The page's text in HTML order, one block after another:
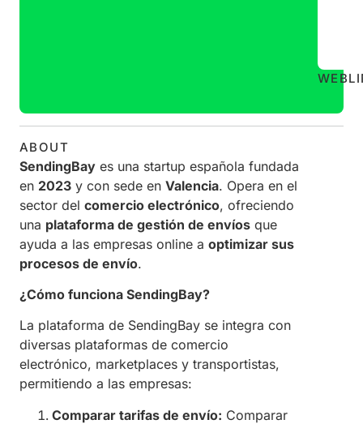
WEB
ABOUT
SendingBay es una startup española fundada
en 2023 y con sede en Valencia. Opera en el
sector del comercio electrónico, ofreciendo
una plataforma de gestión de envíos que
ayuda a las empresas online a optimizar sus
procesos de envío.
¿Cómo funciona SendingBay?
La plataforma de SendingBay se integra con
diversas plataformas de comercio
electrónico, marketplaces y transportistas,
permitiendo a las empresas:
Comparar tarifas de envío: Comparar